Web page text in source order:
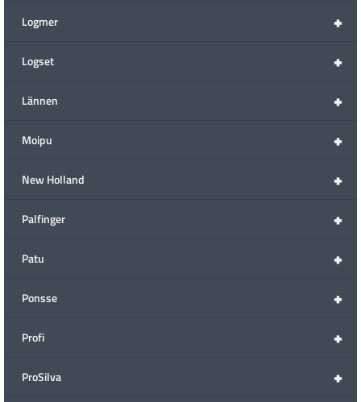
+
Logmer
+
Logset
+
Lännen
+
Moipu
+
New Holland
+
Palfinger
+
Patu
+
Ponsse
+
Profi
+
ProSilva